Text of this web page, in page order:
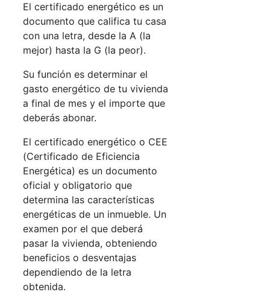
El certificado energético es un
documento que califica tu casa
con una letra, desde la A (la
mejor) hasta la G (la peor).
Su función es determinar el
gasto energético de tu vivienda
a final de mes y el importe que
deberás abonar.
El certificado energético o CEE
(Certificado de Eficiencia
Energética) es un documento
oficial y obligatorio que
determina las características
energéticas de un inmueble. Un
examen por el que deberá
pasar la vivienda, obteniendo
beneficios o desventajas
dependiendo de la letra
obtenida.